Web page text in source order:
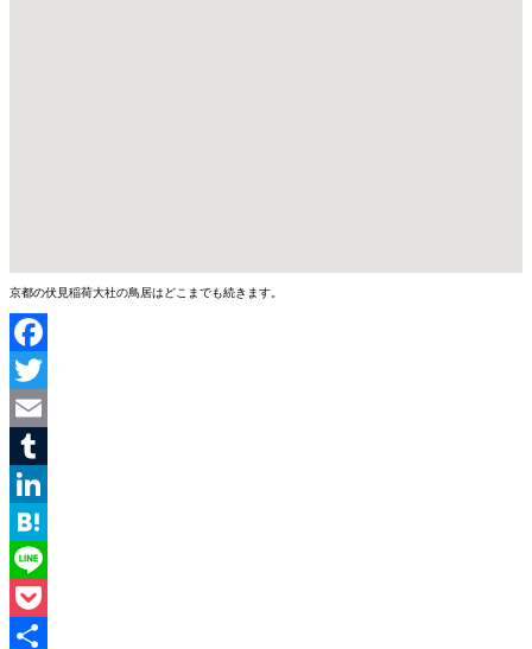
京都の伏見稲荷大社の鳥居はどこまでも続きます。
Facebook
Twitter
Email
Tumblr
LinkedIn
Hatena
Line
Pocket